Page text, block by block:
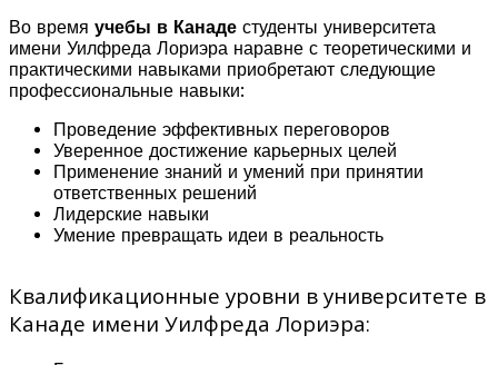
Во время учебы в Канаде студенты университета
имени Уилфреда Лориэра наравне с теоретическими и
практическими навыками приобретают следующие
профессиональные навыки:
Проведение эффективных переговоров
Уверенное достижение карьерных целей
Применение знаний и умений при принятии
ответственных решений
Лидерские навыки
Умение превращать идеи в реальность
Квалификационные уровни в университете в
Канаде имени Уилфреда Лориэра: